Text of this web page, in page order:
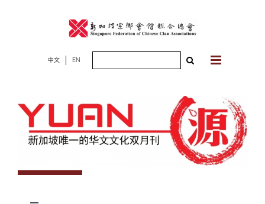
中文 EN